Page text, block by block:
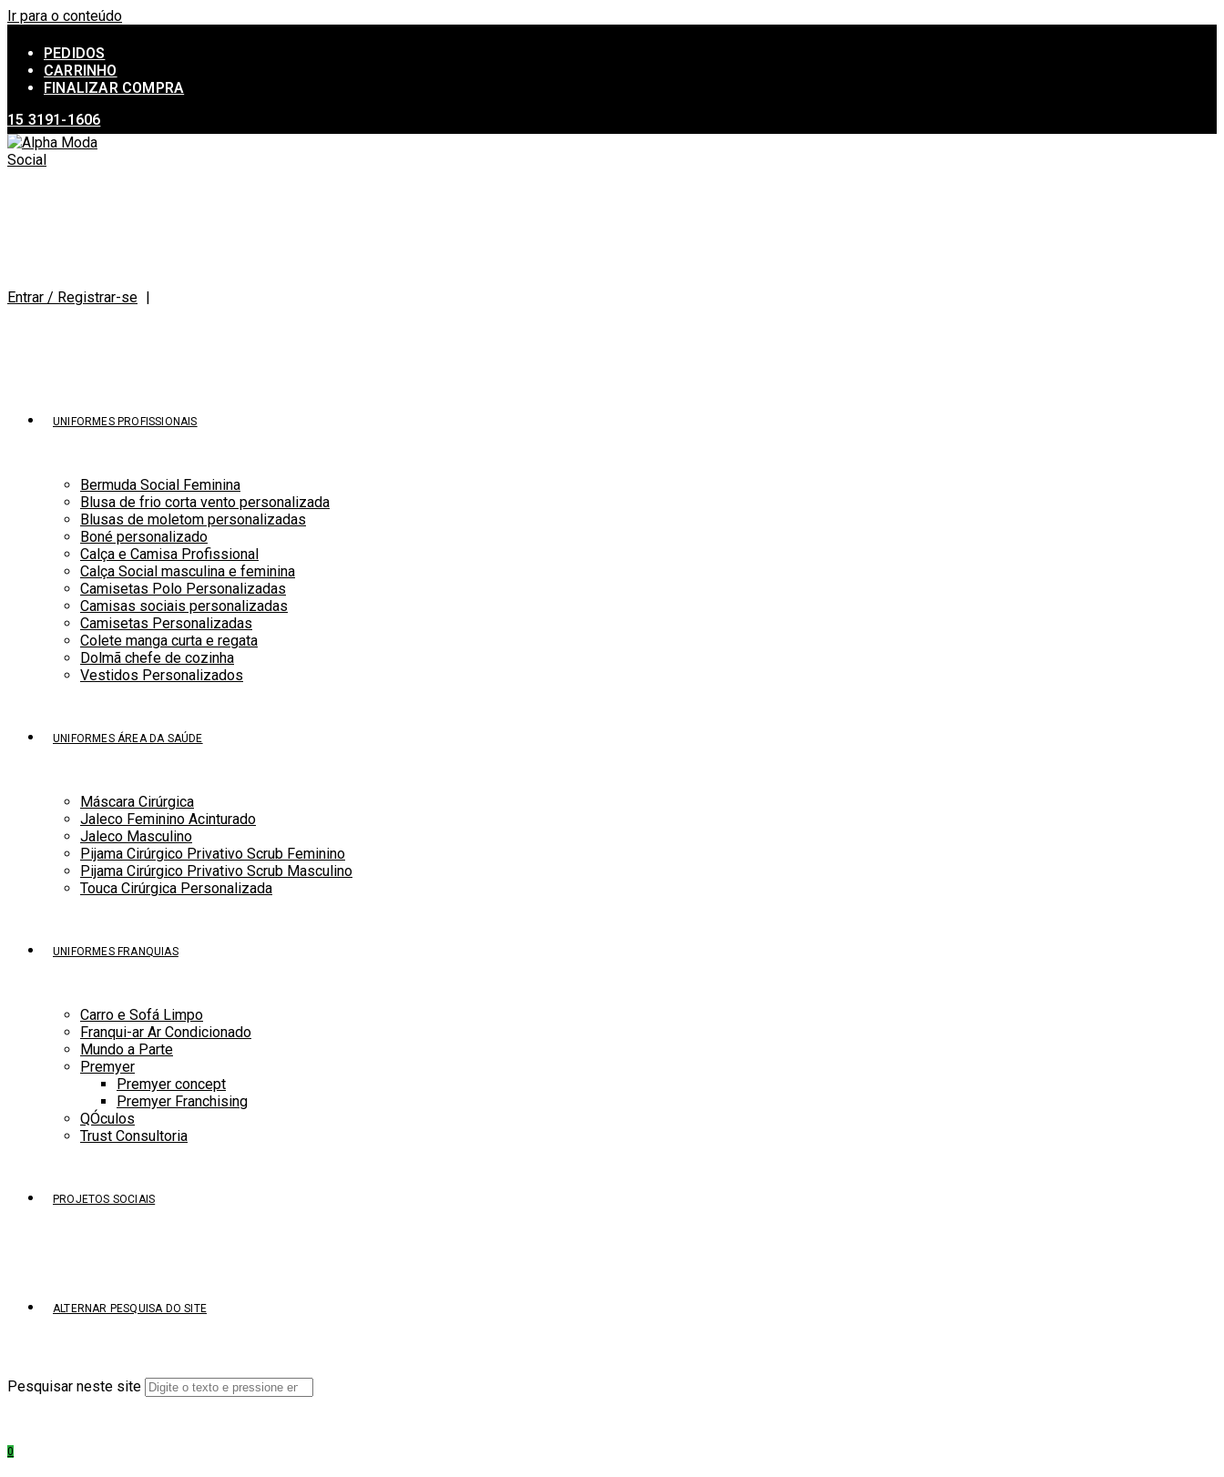
Ir para o conteúdo
PEDIDOS
CARRINHO
FINALIZAR COMPRA
15 3191-1606
Entrar / Registrar-se |
UNIFORMES PROFISSIONAIS
Bermuda Social Feminina
Blusa de frio corta vento personalizada
Blusas de moletom personalizadas
Boné personalizado
Calça e Camisa Profissional
Calça Social masculina e feminina
Camisetas Polo Personalizadas
Camisas sociais personalizadas
Camisetas Personalizadas
Colete manga curta e regata
Dolmã chefe de cozinha
Vestidos Personalizados
UNIFORMES ÁREA DA SAÚDE
Máscara Cirúrgica
Jaleco Feminino Acinturado
Jaleco Masculino
Pijama Cirúrgico Privativo Scrub Feminino
Pijama Cirúrgico Privativo Scrub Masculino
Touca Cirúrgica Personalizada
UNIFORMES FRANQUIAS
Carro e Sofá Limpo
Franqui-ar Ar Condicionado
Mundo a Parte
Premyer
Premyer concept
Premyer Franchising
QÓculos
Trust Consultoria
PROJETOS SOCIAIS
ALTERNAR PESQUISA DO SITE
Pesquisar neste site
0